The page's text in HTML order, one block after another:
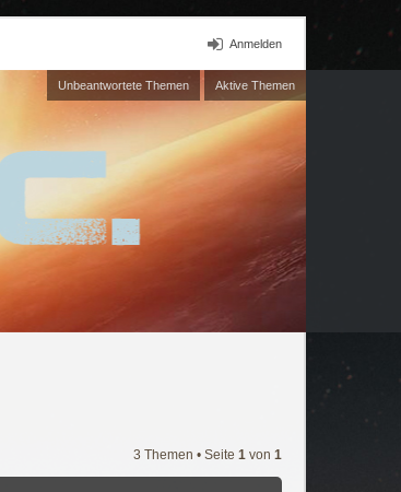
Anmelden
Unbeantwortete Themen Aktive Themen
3 Themen • Seite 1 von 1